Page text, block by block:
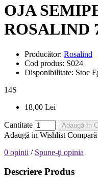
OJA
ROSALIND
Producător: Rosalind
Cod produs: S024
Disponibilitate: Stoc
14S
18,00 Lei
Cantitate Adaugă în
Adaugă in Wishlist
0 opinii / Spune-ţi opinia
Descriere Produs